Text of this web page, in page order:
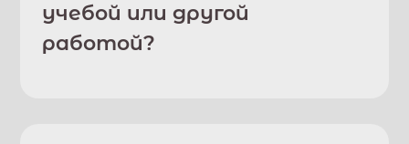
учебой или другой
работой?